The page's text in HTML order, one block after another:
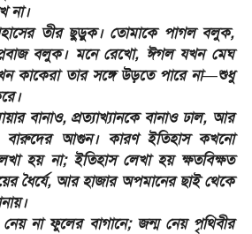
না।
তীর ছুড়ুক। তোমাকে পাগল বলুক,
বলুক। মনে রেখো, ঈগল যখন মেঘ
কাকেরা তার সঙ্গে উড়তে পারে না—শুধু
বানাও, প্রত্যাখ্যানকে বানাও ঢাল, আর
বারুদের আগুন। কারণ ইতিহাস কখনো
হয় না; ইতিহাস লেখা হয় ক্ষতবিক্ষত
ধৈর্যে, আর হাজার অপমানের ছাই থেকে
না ফুলের বাগানে; জন্ম নেয় পৃথিবীর